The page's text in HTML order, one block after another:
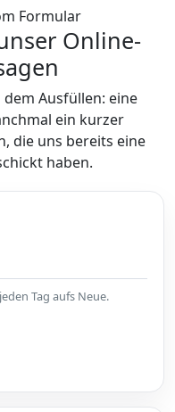
Formular
Online-
Ausfüllen: eine
ein kurzer
die uns bereits eine
haben.
Tag aufs Neue.